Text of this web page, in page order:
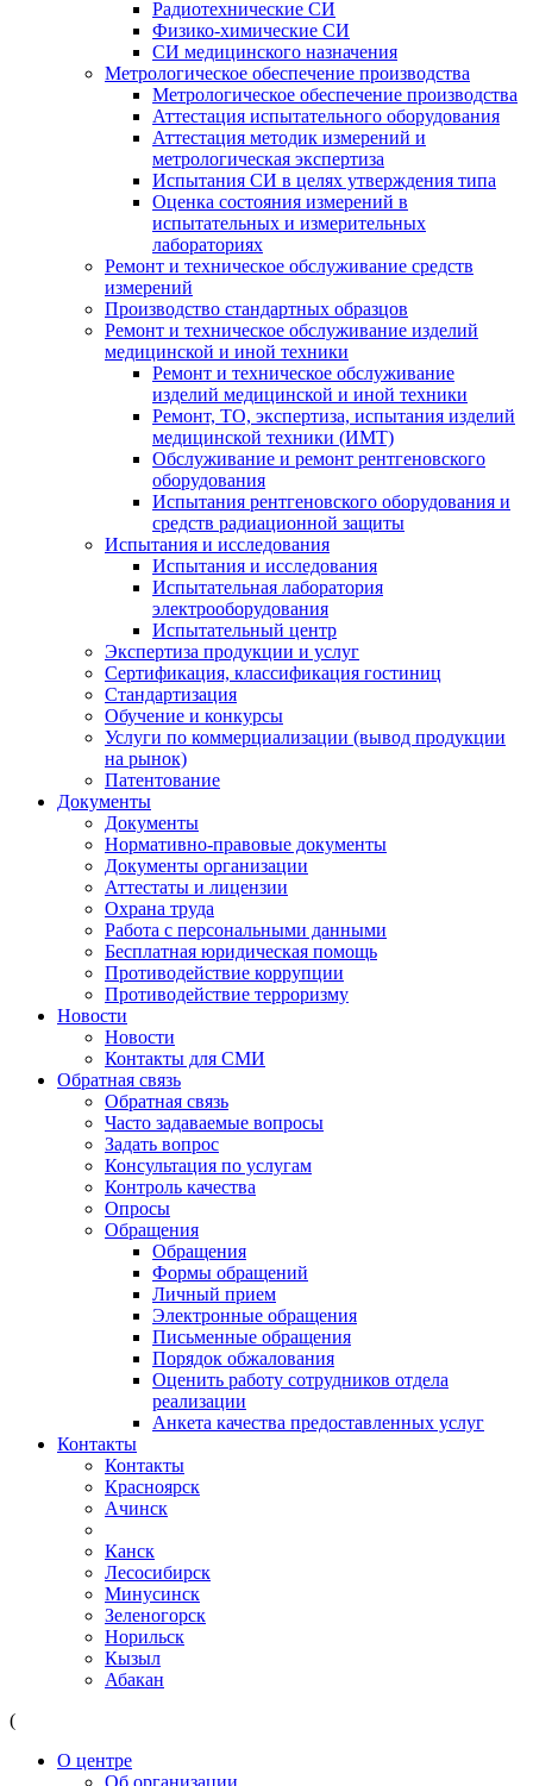
Радиотехнические СИ
Физико-химические СИ
СИ медицинского назначения
Метрологическое обеспечение производства
Метрологическое обеспечение производства
Аттестация испытательного оборудования
Аттестация методик измерений и
метрологическая экспертиза
Испытания СИ в целях утверждения типа
Оценка состояния измерений в
испытательных и измерительных
лабораториях
Ремонт и техническое обслуживание средств
измерений
Производство стандартных образцов
Ремонт и техническое обслуживание изделий
медицинской и иной техники
Ремонт и техническое обслуживание
изделий медицинской и иной техники
Ремонт, ТО, экспертиза, испытания изделий
медицинской техники (ИМТ)
Обслуживание и ремонт рентгеновского
оборудования
Испытания рентгеновского оборудования и
средств радиационной защиты
Испытания и исследования
Испытания и исследования
Испытательная лаборатория
электрооборудования
Испытательный центр
Экспертиза продукции и услуг
Сертификация, классификация гостиниц
Стандартизация
Обучение и конкурсы
Услуги по коммерциализации (вывод продукции
на рынок)
Патентование
Документы
Документы
Нормативно-правовые документы
Документы организации
Аттестаты и лицензии
Охрана труда
Работа с персональными данными
Бесплатная юридическая помощь
Противодействие коррупции
Противодействие терроризму
Новости
Новости
Контакты для СМИ
Обратная связь
Обратная связь
Часто задаваемые вопросы
Задать вопрос
Консультация по услугам
Контроль качества
Опросы
Обращения
Обращения
Формы обращений
Личный прием
Электронные обращения
Письменные обращения
Порядок обжалования
Оценить работу сотрудников отдела
реализации
Анкета качества предоставленных услуг
Контакты
Контакты
Красноярск
Ачинск
Канск
Лесосибирск
Минусинск
Зеленогорск
Норильск
Кызыл
Абакан
(
О центре
Об организации